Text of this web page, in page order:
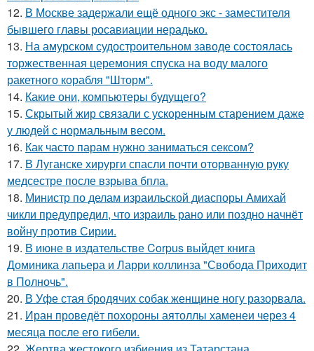
12. В Москве задержали ещё одного экс - заместителя
бывшего главы росавиации нерадько.
13. На амурском судостроительном заводе состоялась
торжественная церемония спуска на воду малого
ракетного корабля "Шторм".
14. Какие они, компьютеры будущего?
15. Скрытый жир связали с ускоренным старением даже
у людей с нормальным весом.
16. Как часто парам нужно заниматься сексом?
17. В Луганске хирурги спасли почти оторванную руку
медсестре после взрыва бпла.
18. Министр по делам израильской диаспоры Амихай
чикли предупредил, что израиль рано или поздно начнёт
войну против Сирии.
19. В июне в издательстве Corpus выйдет книга
Доминика лапьера и Ларри коллинза "Свобода Приходит
в Полночь".
20. В Уфе стая бродячих собак женщине ногу разорвала.
21. Иран проведёт похороны аятоллы хаменеи через 4
месяца после его гибели.